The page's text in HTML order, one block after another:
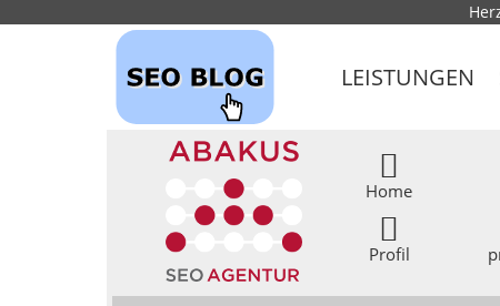
LEISTUNGEN
Home
Profil